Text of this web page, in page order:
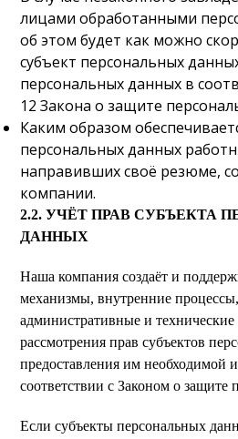
лицами обработанными
об этом будет как можно
субъект персональных
персональных данных в
12 Закона о защите
Каким образом
персональных данных
направивших своё резюме,
компании.
2.2. УЧЁТ ПРАВ СУБЪЕКТА
ДАННЫХ
Наша компания создаёт и
механизмы, внутренние
административные и
рассмотрения прав субъектов
предоставления им необходимой
соответствии с Законом о
Если субъекты персональных